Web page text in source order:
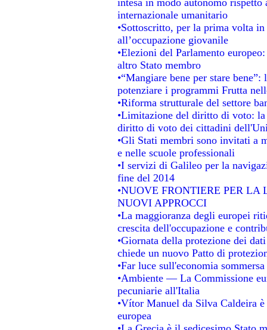
internazionale umanitario
•Sottoscritto, per la prima volta
all’occupazione giovanile
•Elezioni del Parlamento
altro Stato membro
•“Mangiare bene per stare
potenziare i programmi Frutta
•Riforma strutturale del settore
•Limitazione del diritto di voto:
diritto di voto dei cittadini
•Gli Stati membri sono invitati a
e nelle scuole professionali
•I servizi di Galileo per la
fine del 2014
•NUOVE FRONTIERE PER
NUOVI APPROCCI
•La maggioranza degli europei
crescita dell'occupazione e
•Giornata della protezione dei
chiede un nuovo Patto di
•Far luce sull'economia
•Ambiente — La Commissione
pecuniarie all'Italia
•Vítor Manuel da Silva Caldeira
europea